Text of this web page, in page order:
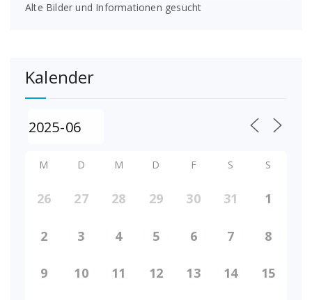
Alte Bilder und Informationen gesucht
Kalender
M D M D F S S
26 27 28 29 30 31 1
2 3 4 5 6 7 8
9 10 11 12 13 14 15